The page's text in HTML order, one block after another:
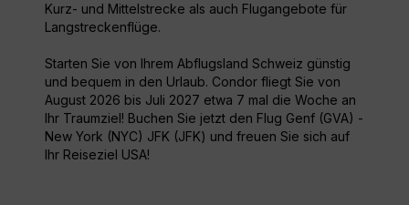
Kurz- und Mittelstrecke als auch Flugangebote für
Langstreckenflüge.
Starten Sie von Ihrem Abflugsland Schweiz günstig
und bequem in den Urlaub. Condor fliegt Sie von
August 2026 bis Juli 2027 etwa 7 mal die Woche an
Ihr Traumziel! Buchen Sie jetzt den Flug Genf (GVA) -
New York (NYC) JFK (JFK) und freuen Sie sich auf
Ihr Reiseziel USA!